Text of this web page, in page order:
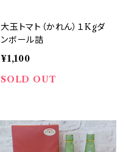
大玉トマト（かれん）１Kgダ
ンボール詰
¥1,100
SOLD OUT